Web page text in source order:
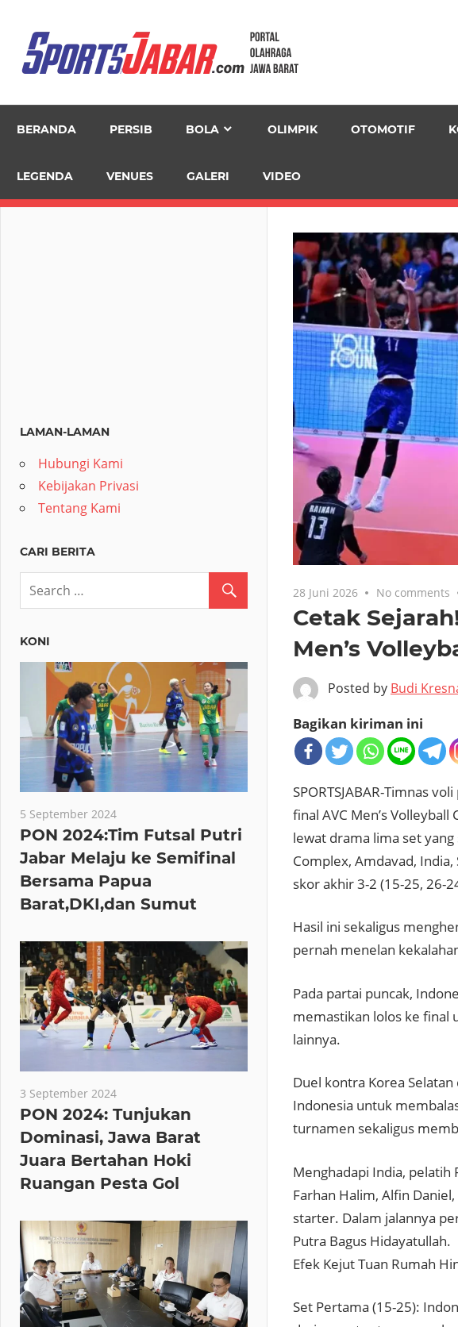
content
BERANDA PERSIB BOLA OLIMPIK OTOMOTIF
LEGENDA VENUES GALERI VIDEO
28 Juni 2026 No comments
Cetak
Men’s
Posted by Budi
Bagikan kiriman ini
SPORTSJABAR-Timnas
final AVC Men’s
lewat drama lima set
Complex, Amdavad,
skor akhir 3-2 (15-25, 26-
Hasil ini sekaligus
pernah menelan
Pada partai puncak,
memastikan lolos ke final
lainnya.
Duel kontra Korea
Indonesia untuk
turnamen sekaligus
Menghadapi India, pelatih
Farhan Halim, Alfin
starter. Dalam jalannya
Putra Bagus Hidayatullah.
Efek Kejut Tuan Rumah
Set Pertama (15-25):
LAMAN-LAMAN
Hubungi Kami
Kebijakan Privasi
Tentang Kami
CARI BERITA
KONI
5 September 2024
PON 2024:Tim Futsal Putri
Jabar Melaju ke Semifinal
Bersama Papua
Barat,DKI,dan Sumut
3 September 2024
PON 2024: Tunjukan
Dominasi, Jawa Barat
Juara Bertahan Hoki
Ruangan Pesta Gol